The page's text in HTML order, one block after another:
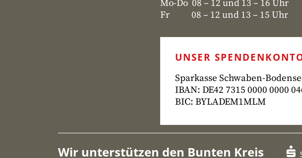
Mo-Do 08 – 12 und 13 – 16 Uhr
Fr 08 – 12 und 13 – 15 Uhr
UNSER
Sparkasse Schwaben-
IBAN: DE42 7315 0000 0000
BIC: BYLADEM1MLM
Wir unterstützen den Bunten Kreis